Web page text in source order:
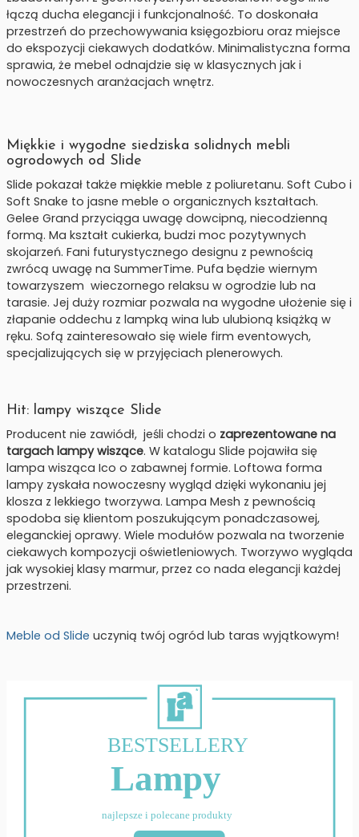
łączą ducha elegancji i funkcjonalność. To doskonała
przestrzeń do przechowywania księgozbioru oraz miejsce
do ekspozycji ciekawych dodatków. Minimalistyczna forma
sprawia, że mebel odnajdzie się w klasycznych jak i
nowoczesnych aranżacjach wnętrz.
Miękkie i wygodne siedziska solidnych mebli
ogrodowych od Slide
Slide pokazał także miękkie meble z poliuretanu. Soft Cubo i
Soft Snake to jasne meble o organicznych kształtach.
Gelee Grand przyciąga uwagę dowcipną, niecodzienną
formą. Ma kształt cukierka, budzi moc pozytywnych
skojarzeń. Fani futurystycznego designu z pewnością
zwrócą uwagę na SummerTime. Pufa będzie wiernym
towarzyszem wieczornego relaksu w ogrodzie lub na
tarasie. Jej duży rozmiar pozwala na wygodne ułożenie się i
złapanie oddechu z lampką wina lub ulubioną książką w
ręku. Sofą zainteresowało się wiele firm eventowych,
specjalizujących się w przyjęciach plenerowych.
Hit: lampy wiszące Slide
Producent nie zawiódł, jeśli chodzi o zaprezentowane na
targach lampy wiszące. W katalogu Slide pojawiła się
lampa wisząca Ico o zabawnej formie. Loftowa forma
lampy zyskała nowoczesny wygląd dzięki wykonaniu jej
klosza z lekkiego tworzywa. Lampa Mesh z pewnością
spodoba się klientom poszukującym ponadczasowej,
eleganckiej oprawy. Wiele modułów pozwala na tworzenie
ciekawych kompozycji oświetleniowych. Tworzywo wygląda
jak wysokiej klasy marmur, przez co nada elegancji każdej
przestrzeni.
Meble od Slide uczynią twój ogród lub taras wyjątkowym!
BESTSELLERY
Lampy
najlepsze i polecane produkty